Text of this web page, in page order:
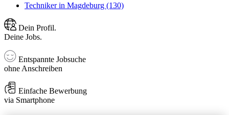
Techniker in Magdeburg (130)
Dein Profil.
Deine Jobs.
Entspannte Jobsuche
ohne Anschreiben
Einfache Bewerbung
via Smartphone